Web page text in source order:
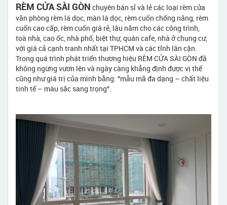
RÈM CỬA SÀI GÒN chuyên bán sỉ và lẻ các loại rèm cửa
văn phòng rèm lá dọc, màn lá dọc, rèm cuốn chống nắng, rèm
cuốn cao cấp, rèm cuốn giá rẻ, lâu năm cho các công trình,
toà nhà, cao ốc, nhà phố, biệt thự, quán cafe, nhà ở chung cư,
với giá cả cạnh tranh nhất tại TPHCM và các tỉnh lân cận.
Trong quá trình phát triển thương hiệu RÈM CỬA SÀI GÒN đã
không ngừng vươn lên và ngày càng khẳng định được vị thế
cũng như giá trị của mình bằng: "mẫu mã đa dạng – chất liệu
tinh tế – màu sắc sang trọng".